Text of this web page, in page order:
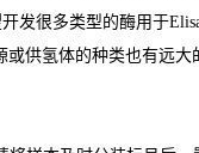
发很多类型的酶用于
供氢体的种类也有远大